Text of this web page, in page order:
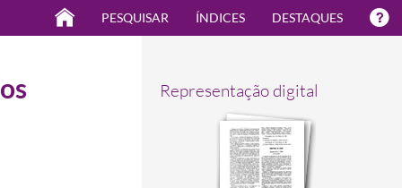
PESQUISAR ÍNDICES DESTAQUES
Representação digital